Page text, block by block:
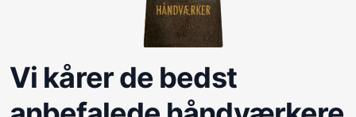
Vi kårer de bedst